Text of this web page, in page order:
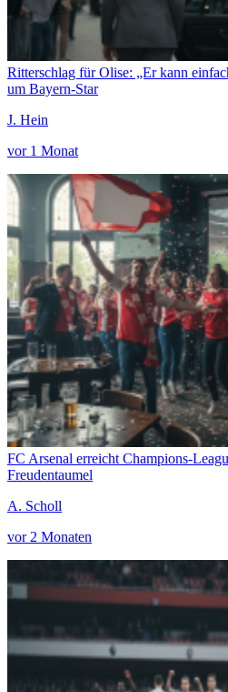
Ritterschlag für Olise: „Er kann
um Bayern-Star
J. Hein
vor 1 Monat
FC Arsenal erreicht Champions-
Freudentaumel
A. Scholl
vor 2 Monaten